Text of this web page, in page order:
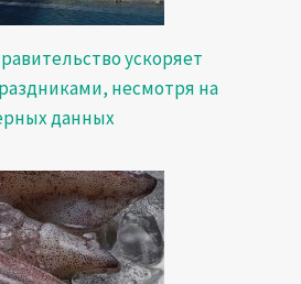
ускоряет
несмотря на
данных